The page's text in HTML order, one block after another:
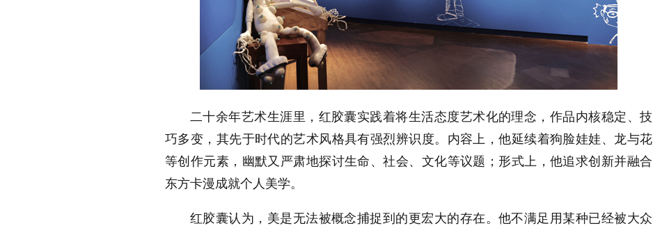
二十余年艺术生涯里，红胶囊实践着将生活态度艺术化的理念，作品内核稳定、技
巧多变，其先于时代的艺术风格具有强烈辨识度。内容上，他延续着狗脸娃娃、龙与花
等创作元素，幽默又严肃地探讨生命、社会、文化等议题；形式上，他追求创新并融合
东方卡漫成就个人美学。
红胶囊认为，美是无法被概念捕捉到的更宏大的存在。他不满足用某种已经被大众